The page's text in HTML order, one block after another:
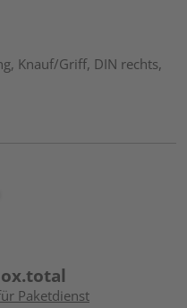
Knauf/Griff, DIN rechts,
Paketdienst